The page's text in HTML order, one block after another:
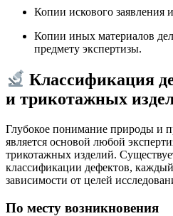
Копии искового заявления
Копии иных материалов
предмету экспертизы.
Классификация
и трикотажных
Глубокое понимание природы и
является основой любой
трикотажных изделий.
классификации дефектов,
зависимости от целей
По месту возникновения